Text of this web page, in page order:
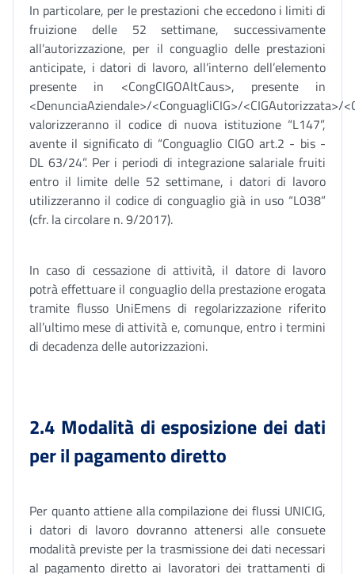
In particolare, per le prestazioni che eccedono i limiti di
fruizione delle 52 settimane, successivamente
all’autorizzazione, per il conguaglio delle prestazioni
anticipate, i datori di lavoro, all’interno dell’elemento
presente in <CongCIGOAltCaus>, presente in
<DenunciaAziendale>/<ConguagliCIG>/<CIGAutorizzata>/
valorizzeranno il codice di nuova istituzione “L147”,
avente il significato di “Conguaglio CIGO art.2 - bis -
DL 63/24”. Per i periodi di integrazione salariale fruiti
entro il limite delle 52 settimane, i datori di lavoro
utilizzeranno il codice di conguaglio già in uso “L038”
(cfr. la circolare n. 9/2017).
In caso di cessazione di attività, il datore di lavoro
potrà effettuare il conguaglio della prestazione erogata
tramite flusso UniEmens di regolarizzazione riferito
all’ultimo mese di attività e, comunque, entro i termini
di decadenza delle autorizzazioni.
2.4 Modalità di esposizione dei dati
per il pagamento diretto
Per quanto attiene alla compilazione dei flussi UNICIG,
i datori di lavoro dovranno attenersi alle consuete
modalità previste per la trasmissione dei dati necessari
al pagamento diretto ai lavoratori dei trattamenti di